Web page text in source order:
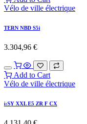
Vélo de ville électrique
TERN NBD S5i
3.304,96 €
Add to Cart
Vélo de ville électrique
i:SY XXL E5 ZR F CX